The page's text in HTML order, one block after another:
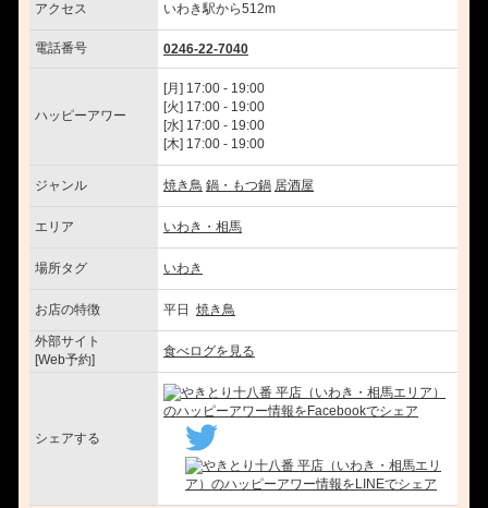
アクセス いわき駅から512m
電話番号 0246-22-7040
ハッピーアワー
[月] 17:00 - 19:00
[火] 17:00 - 19:00
[水] 17:00 - 19:00
[木] 17:00 - 19:00
ジャンル 焼き鳥 鍋・もつ鍋 居酒屋
エリア いわき・相馬
場所タグ いわき
お店の特徴 平日 焼き鳥
外部サイト
[Web予約]
食べログを見る
シェアする